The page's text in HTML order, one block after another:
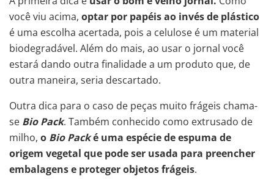
você viu acima, optar por papéis ao invés de plástico
é uma escolha acertada, pois a celulose é um material
biodegradável. Além do mais, ao usar o jornal você
estará dando outra finalidade a um produto que, de
outra maneira, seria descartado.
Outra dica para o caso de peças muito frágeis chama-
se Bio Pack. Também conhecido como extrusado de
milho, o Bio Packé uma espécie de espuma de
origem vegetal que pode ser usada para preencher
embalagens e proteger objetos frágeis.